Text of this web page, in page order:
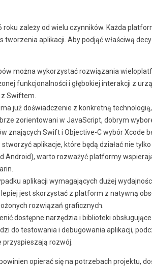
zależy od wielu czynników. Każda
aplikacji. Aby podjąć właściwą
można wykorzystać rozwiązania
funkcjonalności i głębokiej interakcji z
z Swiftem.
już doświadczenie z konkretną
zorientowani w JavaScript, dobrym
znających Swift i Objective-C wybór Xcode
aplikacje, które będą działać nie tylko
Android), warto rozważyć platformy
aplikacji wymagających dużej
jest skorzystać z platform z natywną
rozwiązań graficznych.
dostępne narzędzia i biblioteki
do testowania i debugowania aplikacji,
przyspieszają rozwój.
opierać się na potrzebach projektu,